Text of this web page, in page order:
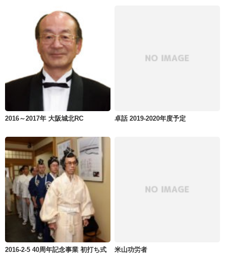
2016～2017年 大阪城北RC 卓話 2019-2020年度予定
2016-2-5 40周年記念事業 初打ち式 米山功労者